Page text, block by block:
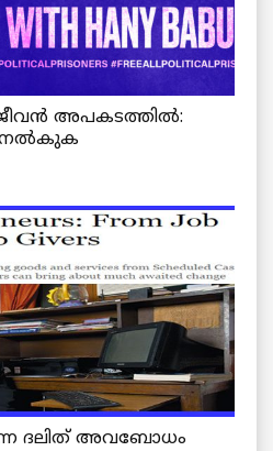
അപകടത്തിൽ:
നൽകുക
ദലിത് അവബോധം